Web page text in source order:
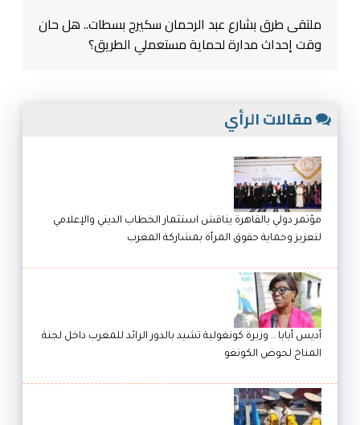
ملتقى طرق بشارع عبد الرحمان سكيرج بسطات.. هل حان
وقت إحداث مدارة لحماية مستعملي الطريق؟
مقالات الرأي
مؤتمر دولي بالقاهرة يناقش استثمار الخطاب الديني والإعلامي
لتعزيز وحماية حقوق المرأة بمشاركة المغرب
أديس أبابا .. وزيرة كونغولية تشيد بالدور الرائد للمغرب داخل لجنة
المناخ لحوض الكونغو